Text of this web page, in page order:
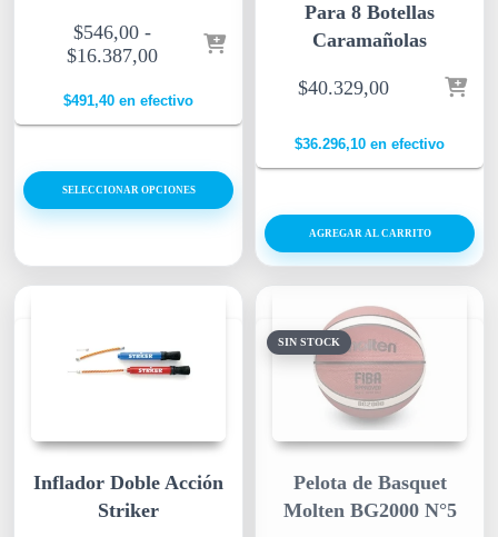
SIN STOCK
Pelota de Basquet
Molten BG2000 N°5
$546,00 -
$16.387,00
$491,40 en efectivo
SELECCIONAR OPCIONES
Para 8 Botellas
Caramañolas
$40.329,00
$36.296,10 en efectivo
AGREGAR AL CARRITO
Inflador Doble Acción
Striker